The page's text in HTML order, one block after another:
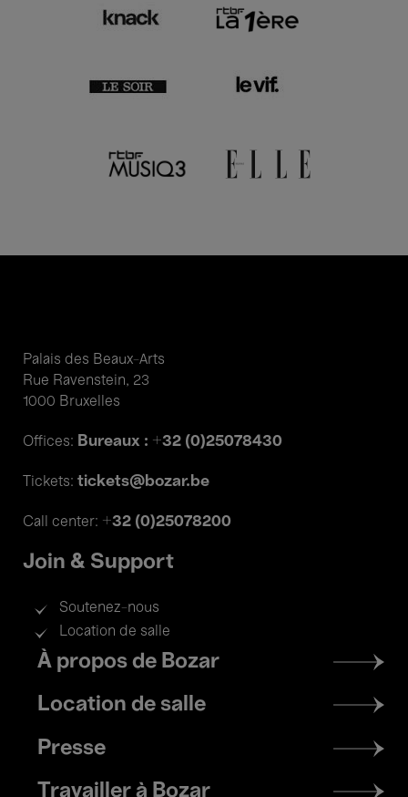
Palais des Beaux-Arts
Rue Ravenstein, 23
1000 Bruxelles
Offices: Bureaux : +32 (0)25078430
Tickets: tickets@bozar.be
Call center: +32 (0)25078200
Join & Support
Soutenez-nous
Location de salle
Footer
menu
À propos de Bozar
Location de salle
Presse
Travailler à Bozar